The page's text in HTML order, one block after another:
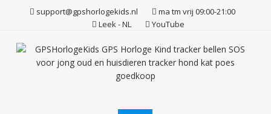
inhoud
support@gpshorlogekids.nl
ma tm vrij 09:00-21:00
Leek - NL
YouTube